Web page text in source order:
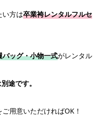
い方は卒業袴レンタルフルセ
ッグ・小物一式がレンタル
途です。
用意いただければOK！